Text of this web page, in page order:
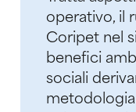
operativo, il
Coripet nel
benefici
sociali
metodologia